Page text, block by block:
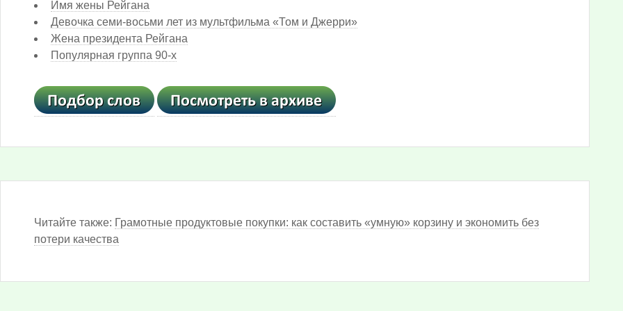
Имя жены Рейгана
Девочка семи-восьми лет из мультфильма «Том и Джерри»
Жена президента Рейгана
Популярная группа 90-х
Читайте также: Грамотные продуктовые покупки: как составить «умную» корзину и экономить без
потери качества